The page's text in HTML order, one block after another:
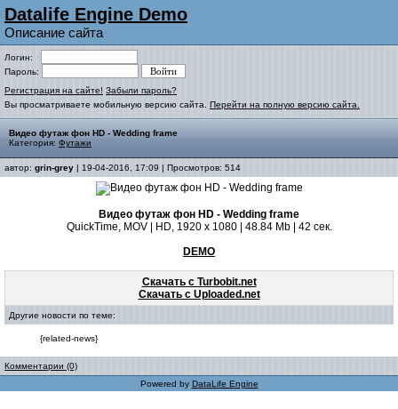
Datalife Engine Demo
Описание сайта
Логин:
Пароль:
Регистрация на сайте! Забыли пароль?
Вы просматриваете мобильную версию сайта. Перейти на полную версию сайта.
Видео футаж фон HD - Wedding frame
Категория: Футажи
автор: grin-grey | 19-04-2016, 17:09 | Просмотров: 514
Видео футаж фон HD - Wedding frame
QuickTime, MOV | HD, 1920 x 1080 | 48.84 Mb | 42 сек.
DEMO
Скачать с Turbobit.net
Скачать с Uploaded.net
Другие новости по теме:
{related-news}
Комментарии (0)
Powered by DataLife Engine